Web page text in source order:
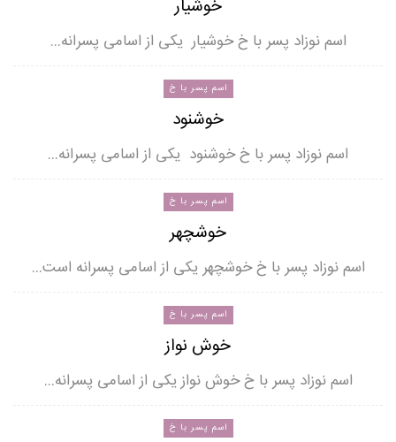
خوشیار
اسم نوزاد پسر با خ خوشیار یکی از اسامی پسرانه…
اسم پسر با خ
خوشنود
اسم نوزاد پسر با خ خوشنود یکی از اسامی پسرانه…
اسم پسر با خ
خوشچهر
اسم نوزاد پسر با خ خوشچهر یکی از اسامی پسرانه است…
اسم پسر با خ
خوش نواز
اسم نوزاد پسر با خ خوش نواز یکی از اسامی پسرانه…
اسم پسر با خ